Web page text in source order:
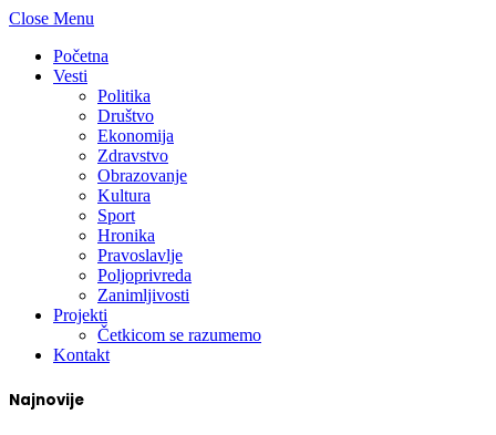
Close Menu
Početna
Vesti
Politika
Društvo
Ekonomija
Zdravstvo
Obrazovanje
Kultura
Sport
Hronika
Pravoslavlje
Poljoprivreda
Zanimljivosti
Projekti
Četkicom se razumemo
Kontakt
Najnovije